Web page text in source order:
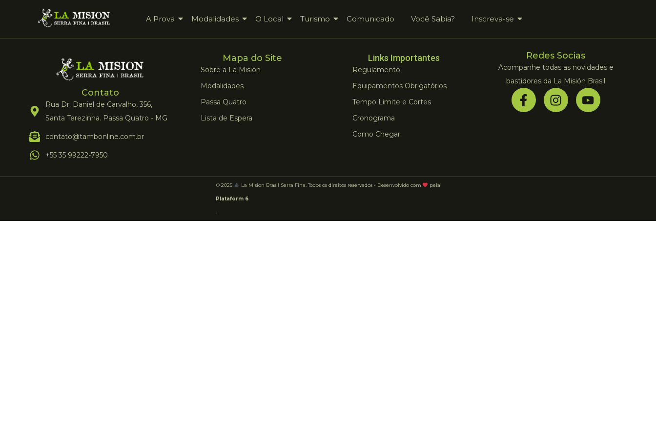
A Prova Modalidades O Local Turismo Comunicado Você Sabia? Inscreva-se
Contato
Rua Dr. Daniel de Carvalho, 356,
Santa Terezinha. Passa Quatro - MG
contato@tambonline.com.br
+55 35 99222-7950
Mapa do Site
Sobre a La Misión
Modalidades
Passa Quatro
Lista de Espera
Links Importantes
Regulamento
Equipamentos Obrigatórios
Tempo Limite e Cortes
Cronograma
Como Chegar
Redes Socias
Acompanhe todas as novidades e
bastidores da La Misión Brasil
© 2025 La Mision Brasil Serra Fina. Todos os direitos reservados - Desenvolvido com pela
Plataform 6
.